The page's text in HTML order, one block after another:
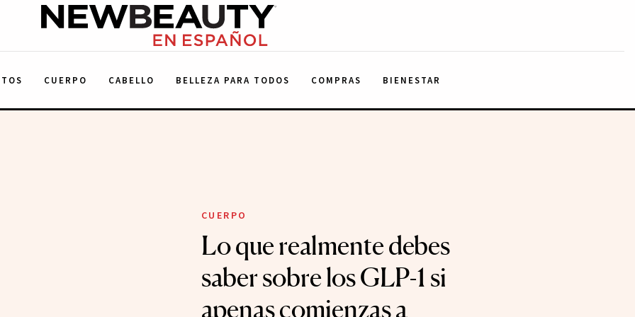
NewBeauty
CUERPO CABELLO BELLEZA PARA TODOS COMPRAS BIENESTAR
CUERPO
Lo que realmente debes
saber sobre los GLP-1 si
apenas comienzas a